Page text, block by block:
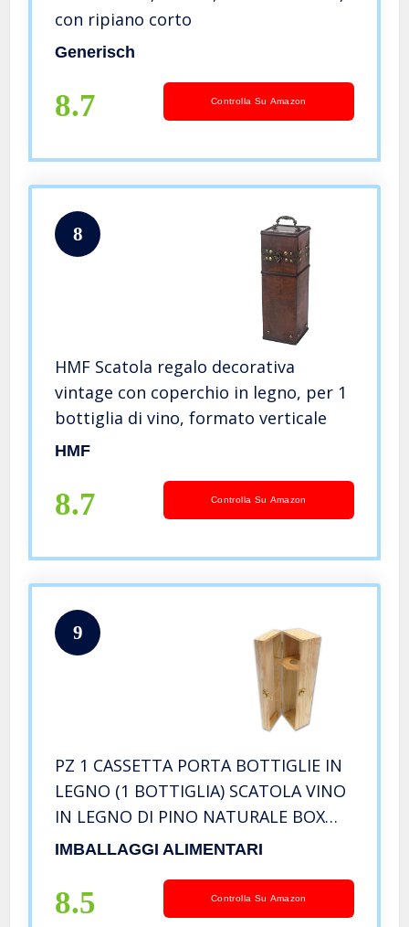
con ripiano corto
Generisch
8.7 Controlla Su Amazon
8
HMF Scatola regalo decorativa
vintage con coperchio in legno, per 1
bottiglia di vino, formato verticale
HMF
8.7 Controlla Su Amazon
9
PZ 1 CASSETTA PORTA BOTTIGLIE IN
LEGNO (1 BOTTIGLIA) SCATOLA VINO
IN LEGNO DI PINO NATURALE BOX
FOR BOTTLES CONTENITORE
IMBALLAGGI ALIMENTARI
8.5 Controlla Su Amazon